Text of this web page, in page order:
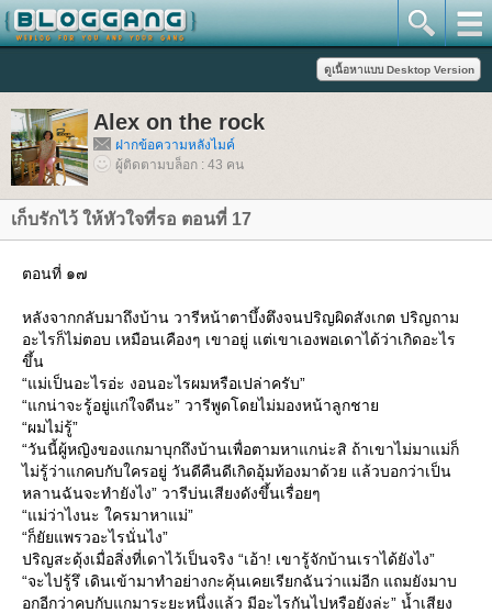
Alex on the rock
ฝากข้อความหลังไมค์
ผู้ติดตามบล็อก : 43 คน
เก็บรักไว้ ให้หัวใจที่รอ ตอนที่ 17
ตอนที่ ๑๗
หลังจากกลับมาถึงบ้าน วารีหน้าตาบึ้งตึงจนปริญผิดสังเกต ปริญถาม
อะไรก็ไม่ตอบ เหมือนเคืองๆ เขาอยู่ แต่เขาเองพอเดาได้ว่าเกิดอะไร
ขึ้น
“แม่เป็นอะไรอ่ะ งอนอะไรผมหรือเปล่าครับ”
“แกน่าจะรู้อยู่แก่ใจดีนะ” วารีพูดโดยไม่มองหน้าลูกชา
“ผมไม่รู้”
“วันนี้ผู้หญิงของแกมาบุกถึงบ้านเพื่อตามหาแกน่ะสิ ถ้าเขาไม่มาแม่ก็
ไม่รู้ว่าแกคบกับใครอยู่ วันดีคืนดีเกิดอุ้มท้องมาด้วย แล้วบอกว่าเป็น
หลานฉันจะทำยังไง” วารีบ่นเสียงดังขึ้นเรื่อยๆ
“แม่ว่าไงนะ ใครมาหาแม่”
“ก็ยัยแพรวอะไรนั่นไง”
ปริญสะดุ้งเมื่อสิ่งที่เดาไว้เป็นจริง “เอ้า! เขารู้จักบ้านเราได้ยังไง”
“จะไปรู้รึ เดินเข้ามาทำอย่างกะคุ้นเคยเรียกฉันว่าแม่อีก แถมยังมาบ
อกอีกว่าคบกับแกมาระยะหนึ่งแล้ว มีอะไรกันไปหรือยังล่ะ” น้ำเสียง